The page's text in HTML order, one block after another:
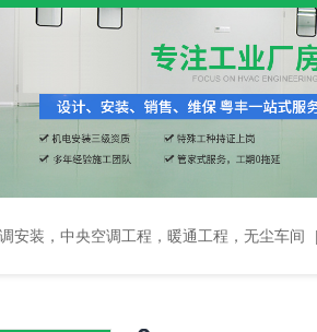
安装，中央空调工程，暖通工程，无尘车间